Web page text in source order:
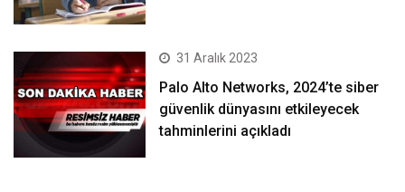
31 Aralık 2023
Palo Alto Networks, 2024’te siber
güvenlik dünyasını etkileyecek
tahminlerini açıkladı